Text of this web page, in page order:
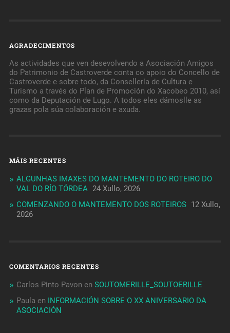
AGRADECIMENTOS
As actividades que ven desevolvendo a Asociación Amigos
do Patrimonio de Castroverde conta co apoio do Concello de
Castroverde e sobre todo, da Consellería de Cultura e
Turismo a través do Plan de Promoción do Xacobeo 2010, así
como da Deputación de Lugo. A todos eles dámoslle as
grazas pola súa colaboración e axuda.
MÁIS RECENTES
ALGUNHAS IMAXES DO MANTEMENTO DO ROTEIRO DO
VAL DO RÍO TÓRDEA 24 Xullo, 2026
COMENZANDO O MANTEMENTO DOS ROTEIROS 12 Xullo,
2026
COMENTARIOS RECENTES
Carlos Pinto Pavon en SOUTOMERILLE_SOUTOERILLE
Paula en INFORMACIÓN SOBRE O XX ANIVERSARIO DA
ASOCIACIÓN